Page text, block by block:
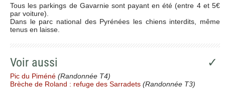
Tous les parkings de Gavarnie sont payant en été (entre 4 et 5€
par voiture).
Dans le parc national des Pyrénées les chiens interdits, même
tenus en laisse.
Voir aussi ✓
Pic du Piméné (Randonnée T4)
Brèche de Roland : refuge des Sarradets (Randonnée T3)